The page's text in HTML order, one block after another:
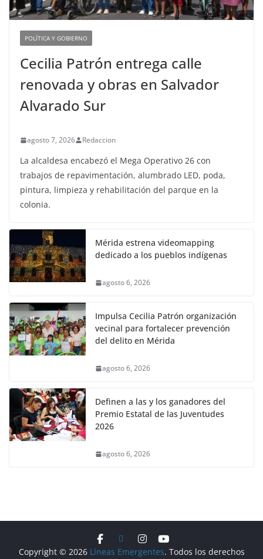
POLÍTICA Y GOBIERNO
Cecilia Patrón entrega calle
renovada y obras en Salvador
Alvarado Sur
agosto 7, 2026 Redaccion
La alcaldesa encabezó el Mega Operativo 26 con
trabajos de repavimentación, alumbrado LED, poda,
pintura, limpieza y rehabilitación del parque en la
colonia.
Mérida estrena videomapping
dedicado a los pueblos indígenas
agosto 6, 2026
Impulsa Cecilia Patrón organización
vecinal para fortalecer prevención
del delito en Mérida
agosto 6, 2026
Definen a las y los ganadores del
Premio Estatal de las Juventudes
2026
agosto 6, 2026
Copyright © 2026 Líneas Emergentes. Todos los derechos